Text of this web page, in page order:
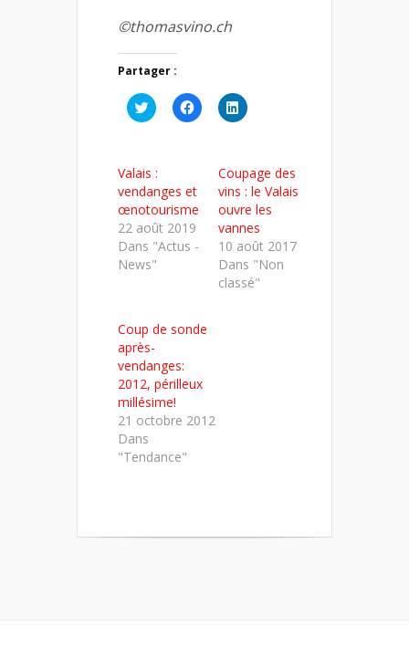
©thomasvino.ch
Partager :
Cliquez
pour
une
nouvelle
fenêtre)
Cliquez
pour
nouvelle
fenêtre)
Cliquez
pour
une
nouvelle
fenêtre)
Valais :
vendanges et
œnotourisme
22 août 2019
Dans "Actus -
News"
Coupage des
vins : le Valais
ouvre les
vannes
10 août 2017
Dans "Non
classé"
Coup de sonde
après-
vendanges:
2012, périlleux
millésime!
21 octobre 2012
Dans
"Tendance"